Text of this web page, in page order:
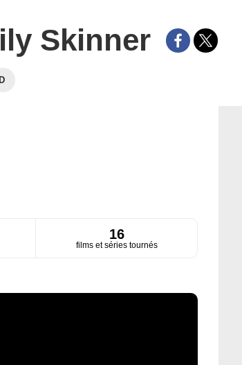
Skinner
16
films et séries tournés